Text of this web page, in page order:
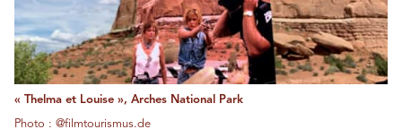
« Thelma et Louise », Arches National Park
Photo : @filmtourismus.de